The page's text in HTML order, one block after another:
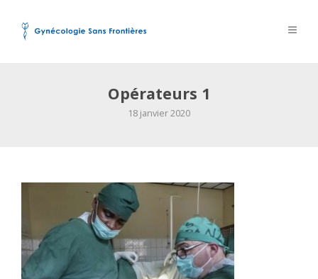
Opérateurs 1
18 janvier 2020